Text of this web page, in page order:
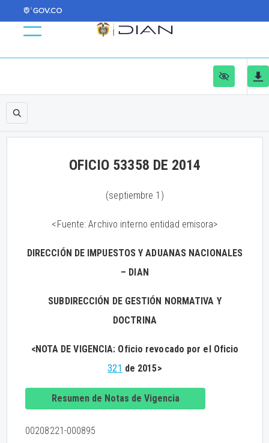
OFICIO 53358 DE 2014
(septiembre 1)
<Fuente: Archivo interno entidad emisora>
DIRECCIÓN DE IMPUESTOS Y ADUANAS NACIONALES
– DIAN
SUBDIRECCIÓN DE GESTIÓN NORMATIVA Y
DOCTRINA
<NOTA DE VIGENCIA: Oficio revocado por el Oficio
321 de 2015>
Resumen de Notas de Vigencia
00208221-000895